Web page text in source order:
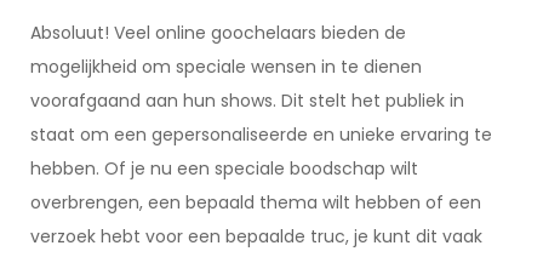
Absoluut! Veel online goochelaars bieden de
mogelijkheid om speciale wensen in te dienen
voorafgaand aan hun shows. Dit stelt het publiek in
staat om een gepersonaliseerde en unieke ervaring te
hebben. Of je nu een speciale boodschap wilt
overbrengen, een bepaald thema wilt hebben of een
verzoek hebt voor een bepaalde truc, je kunt dit vaak